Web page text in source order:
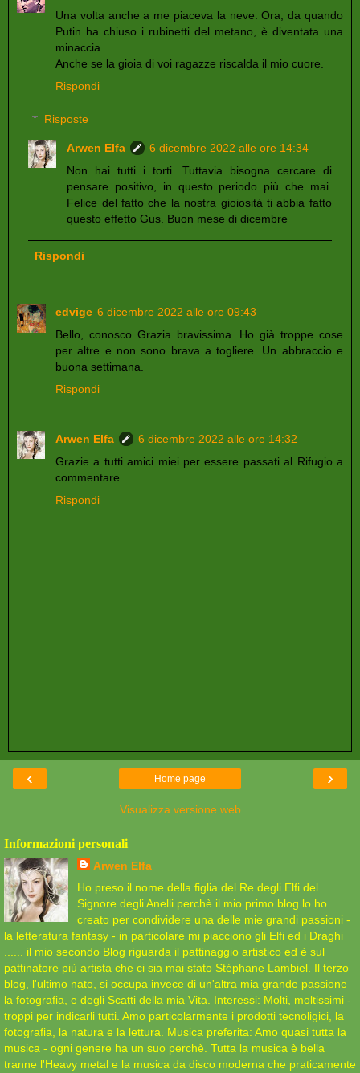
Una volta anche a me piaceva la neve. Ora, da quando
Putin ha chiuso i rubinetti del metano, è diventata una
minaccia.
Anche se la gioia di voi ragazze riscalda il mio cuore.
Rispondi
Risposte
Arwen Elfa
6 dicembre 2022 alle ore 14:34
Non hai tutti i torti. Tuttavia bisogna cercare di
pensare positivo, in questo periodo più che mai.
Felice del fatto che la nostra gioiosità ti abbia fatto
questo effetto Gus. Buon mese di dicembre
Rispondi
edvige 6 dicembre 2022 alle ore 09:43
Bello, conosco Grazia bravissima. Ho già troppe cose
per altre e non sono brava a togliere. Un abbraccio e
buona settimana.
Rispondi
Arwen Elfa
6 dicembre 2022 alle ore 14:32
Grazie a tutti amici miei per essere passati al Rifugio a
commentare
Rispondi
‹ ›
Home page
Visualizza versione web
Informazioni personali
Arwen Elfa
Ho preso il nome della figlia del Re degli Elfi del
Signore degli Anelli perchè il mio primo blog lo ho
creato per condividere una delle mie grandi passioni -
la letteratura fantasy - in particolare mi piacciono gli Elfi ed i Draghi
...... il mio secondo Blog riguarda il pattinaggio artistico ed è sul
pattinatore più artista che ci sia mai stato Stéphane Lambiel. Il terzo
blog, l'ultimo nato, si occupa invece di un'altra mia grande passione
la fotografia, e degli Scatti della mia Vita. Interessi: Molti, moltissimi -
troppi per indicarli tutti. Amo particolarmente i prodotti tecnoligici, la
fotografia, la natura e la lettura. Musica preferita: Amo quasi tutta la
musica - ogni genere ha un suo perchè. Tutta la musica è bella
tranne l'Heavy metal e la musica da disco moderna che praticamente